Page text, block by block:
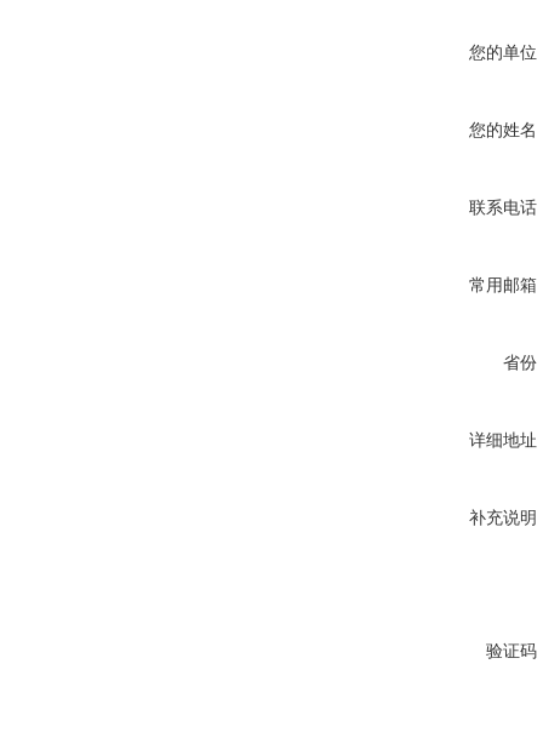
您的单位
您的姓名
联系电话
常用邮箱
省份
详细地址
补充说明
验证码